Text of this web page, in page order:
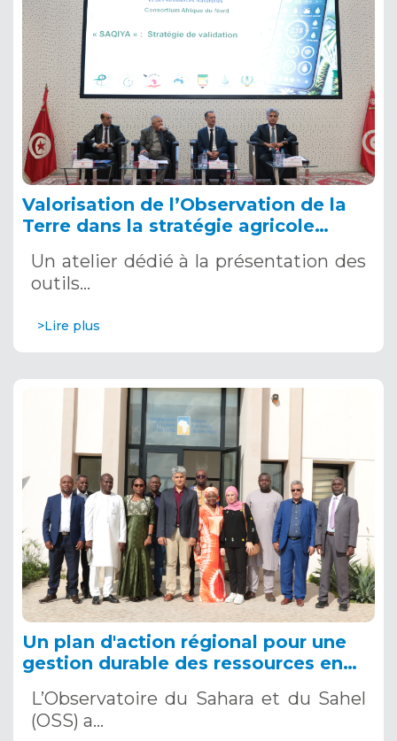
Valorisation de l’Observation de la
Terre dans la stratégie agricole
Tunisie
Un atelier dédié à la présentation des
outils…
>Lire plus
Un plan d'action régional pour une
gestion durable des ressources en
Tanezrouft
L’Observatoire du Sahara et du Sahel
(OSS) a…